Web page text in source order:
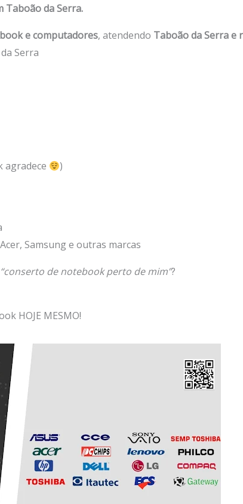
Taboão da Serra.
e computadores, atendendo Taboão da Serra e
Serra
agradece
)
Samsung e outras marcas
“conserto de notebook perto de mim”?
HOJE MESMO!